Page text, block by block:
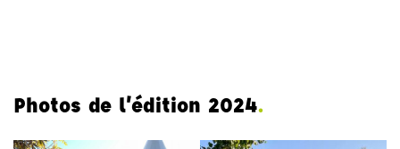
Photos de l’édition 2024.